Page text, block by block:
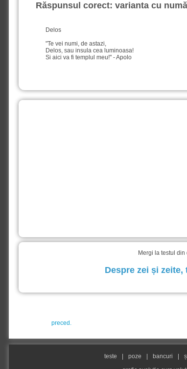
Răspunsul corect: varianta cu
Delos
"Te vei numi, de astazi,
Delos, sau insula cea luminoasa!
Si aici va fi templul meu!" - Apolo
Mergi la testul
Despre zei și
preced.
teste poze bancuri